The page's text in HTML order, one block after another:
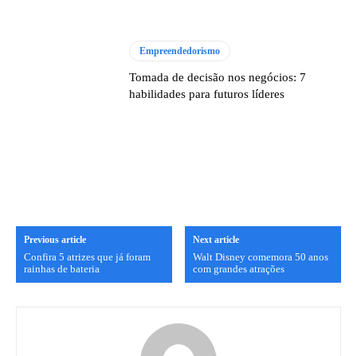
Empreendedorismo
Tomada de decisão nos negócios: 7
habilidades para futuros líderes
Previous article
Confira 5 atrizes que já foram
rainhas de bateria
Next article
Walt Disney comemora 50 anos
com grandes atrações